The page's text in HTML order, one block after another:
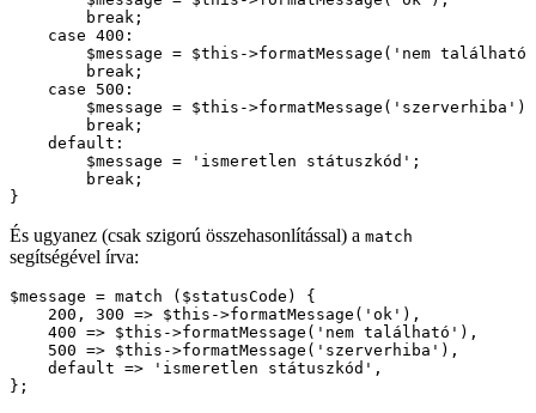
        break;
    case 400:
$message = $this->formatMessage('nem
        break;
    case 500:
        $message = $this->formatMessage('szerverhiba');
        break;
    default:
        $message = 'ismeretlen státuszkód';
        break;
És ugyanez (csak szigorú összehasonlítással) a match
segítségével írva:
$message = match ($statusCode) {
    200, 300 => $this->formatMessage('ok'),
    400 => $this->formatMessage('nem található'),
    500 => $this->formatMessage('szerverhiba'),
    default => 'ismeretlen státuszkód',